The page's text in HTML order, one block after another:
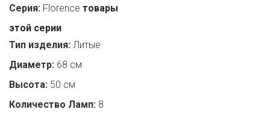
Серия: Florence товары
этой серии
Тип изделия: Литые
Диаметр: 68 см
Высота: 50 см
Количество Ламп: 8